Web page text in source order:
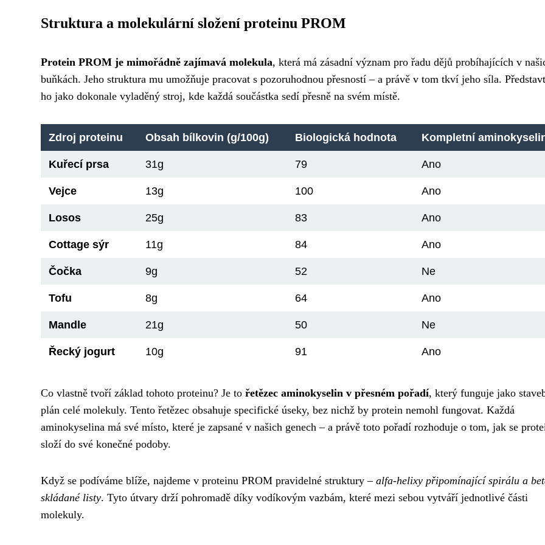
Struktura a molekulární složení proteinu PROM
Protein PROM je mimořádně zajímavá molekula, která má zásadní význam pro řadu dějů probíhajících v
buňkách. Jeho struktura mu umožňuje pracovat s pozoruhodnou přesností – a právě v tom tkví jeho síla.
ho jako dokonale vyladěný stroj, kde každá součástka sedí přesně na svém místě.
Zdroj proteinu Obsah bílkovin (g/100g) Biologická hodnota Kompletní
Kuřecí prsa 31g 79 Ano
Vejce 13g 100 Ano
Losos 25g 83 Ano
Cottage sýr 11g 84 Ano
Čočka 9g 52 Ne
Tofu 8g 64 Ano
Mandle 21g 50 Ne
Řecký jogurt 10g 91 Ano
Co vlastně tvoří základ tohoto proteinu? Je to řetězec aminokyselin v přesném pořadí, který funguje jako
plán celé molekuly. Tento řetězec obsahuje specifické úseky, bez nichž by protein nemohl fungovat. Každá
aminokyselina má své místo, které je zapsané v našich genech – a právě toto pořadí rozhoduje o tom, jak se
složí do své konečné podoby.
Když se podíváme blíže, najdeme v proteinu PROM pravidelné struktury – alfa-helixy připomínající spirálu a
skládané listy. Tyto útvary drží pohromadě díky vodíkovým vazbám, které mezi sebou vytváří jednotlivé části
molekuly.